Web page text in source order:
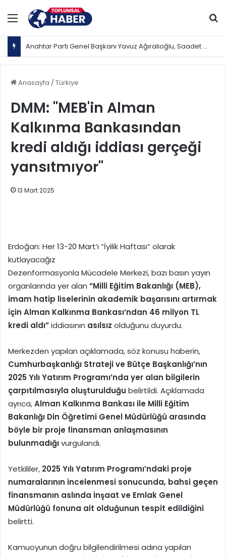
Menü
Anahtar Parti Genel Başkanı Yavuz Ağıralioğlu, Saadet Partisi Genel Başkanı Mahmut Arıkan'ı ağırladı
Anasayfa / Türkiye
DMM: "MEB'in Alman
Kalkınma Bankasından
kredi aldığı iddiası gerçeği
yansıtmıyor"
13 Mart 2025
Erdoğan: Her 13-20 Mart’ı “İyilik Haftası” olarak
kutlayacağız
Dezenformasyonla Mücadele Merkezi, bazı basın yayın
organlarında yer alan “Milli Eğitim Bakanlığı (MEB),
imam hatip liselerinin akademik başarısını artırmak
için Alman Kalkınma Bankası‘ndan 46 milyon TL
kredi aldı”iddiasının asılsız olduğunu duyurdu.
Merkezden yapılan açıklamada, söz konusu haberin,
Cumhurbaşkanlığı Strateji ve Bütçe Başkanlığı’nın
2025 Yılı Yatırım Programı’nda yer alan bilgilerin
çarpıtılmasıyla oluşturulduğu belirtildi. Açıklamada
ayrıca,Alman Kalkınma Bankası ile Milli Eğitim
Bakanlığı Din Öğretimi Genel Müdürlüğü arasında
böyle bir proje finansman anlaşmasının
bulunmadığıvurgulandı.
Yetkililer, 2025 Yılı Yatırım Programı’ndaki proje
numaralarının incelenmesi sonucunda, bahsi geçen
finansmanın aslında İnşaat ve Emlak Genel
Müdürlüğü fonuna ait olduğunun tespit edildiğini
belirtti.
Kamuoyunun doğru bilgilendirilmesi adına yapılan